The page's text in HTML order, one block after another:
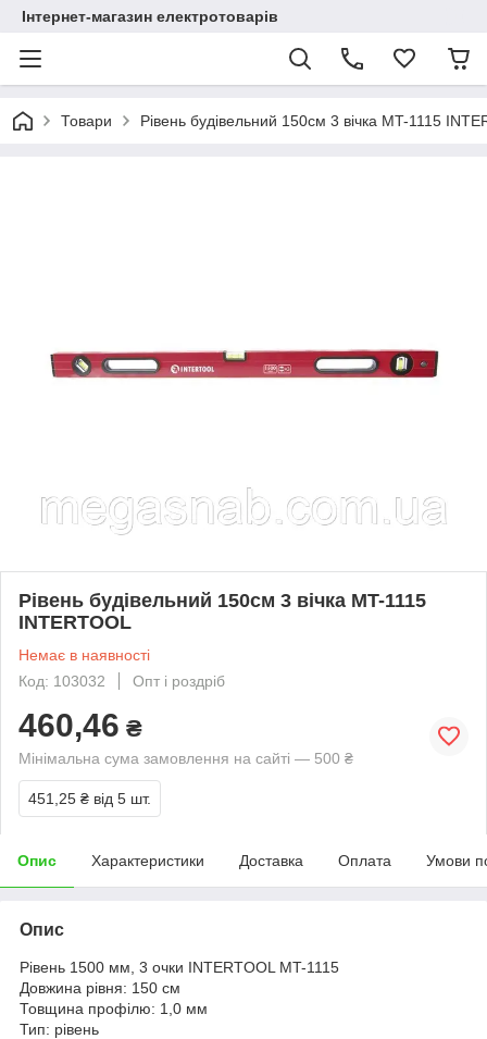
Інтернет-магазин електротоварів
Товари Рівень будівельний 150см 3 вічка MT-1115
Рівень будівельний 150см 3 вічка MT-1115
INTERTOOL
Немає в наявності
Код: 103032
Опт і роздріб
460,46 ₴
Мінімальна сума замовлення на сайті — 500 ₴
451,25 ₴ від 5 шт.
Опис Характеристики Доставка Оплата Умови
Опис
Рівень 1500 мм, 3 очки INTERTOOL MT-1115
Довжина рівня: 150 см
Товщина профілю: 1,0 мм
Тип: рівень